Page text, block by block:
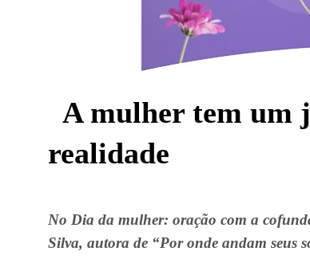
A mulher tem um
realidade
No Dia da mulher: oração com a
Silva, autora de “Por onde andam seus